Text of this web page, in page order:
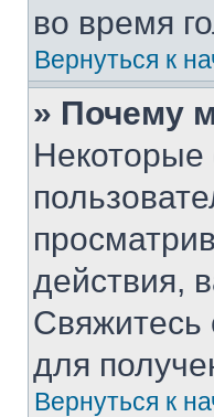
во время
Вернуться к
» Почему
действия,
для
Вернуться к